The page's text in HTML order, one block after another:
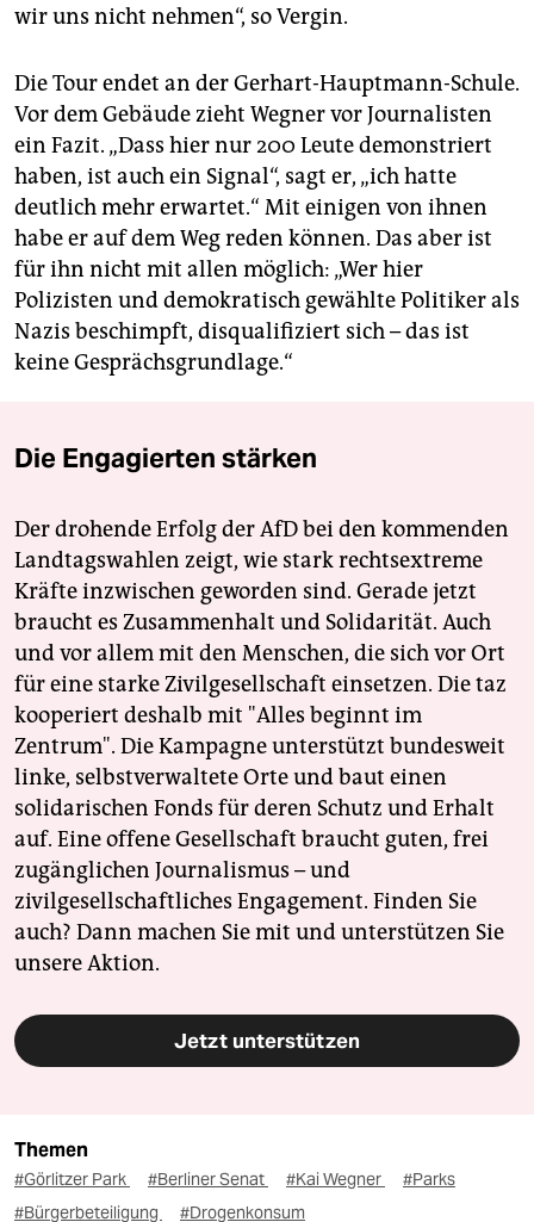
wir uns nicht nehmen“, so Vergin.
Die Tour endet an der Gerhart-Hauptmann-Schule.
Vor dem Gebäude zieht Wegner vor Journalisten
ein Fazit. „Dass hier nur 200 Leute demonstriert
haben, ist auch ein Signal“, sagt er, „ich hatte
deutlich mehr erwartet.“ Mit einigen von ihnen
habe er auf dem Weg reden können. Das aber ist
für ihn nicht mit allen möglich: „Wer hier
Polizisten und demokratisch gewählte Politiker als
Nazis beschimpft, disqualifiziert sich – das ist
keine Gesprächsgrundlage.“
Die Engagierten stärken
Der drohende Erfolg der AfD bei den kommenden
Landtagswahlen zeigt, wie stark rechtsextreme
Kräfte inzwischen geworden sind. Gerade jetzt
braucht es Zusammenhalt und Solidarität. Auch
und vor allem mit den Menschen, die sich vor Ort
für eine starke Zivilgesellschaft einsetzen. Die taz
kooperiert deshalb mit "Alles beginnt im
Zentrum". Die Kampagne unterstützt bundesweit
linke, selbstverwaltete Orte und baut einen
solidarischen Fonds für deren Schutz und Erhalt
auf. Eine offene Gesellschaft braucht guten, frei
zugänglichen Journalismus – und
zivilgesellschaftliches Engagement. Finden Sie
auch? Dann machen Sie mit und unterstützen Sie
unsere Aktion.
Jetzt unterstützen
Themen
#Görlitzer Park #Berliner Senat #Kai Wegner
#Parks
#Bürgerbeteiligung
#Drogenkonsum